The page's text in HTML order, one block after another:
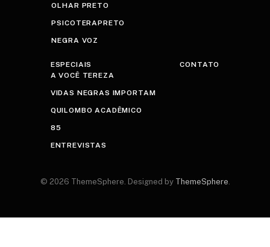
OLHAR PRETO
PSICOTERAPRETO
NEGRA VOZ
ESPECIAIS
A VOCÊ TEREZA
VIDAS NEGRAS IMPORTAM
QUILOMBO ACADÊMICO
85
ENTREVISTAS
CONTATO
© 2026 ThemeSphere. Designed by ThemeSphere